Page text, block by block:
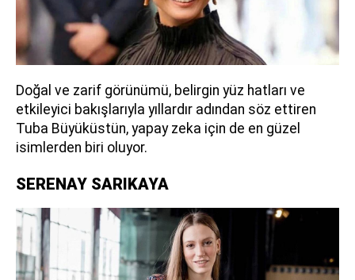
Doğal ve zarif görünümü, belirgin yüz hatları ve
etkileyici bakışlarıyla yıllardır adından söz ettiren
Tuba Büyüküstün, yapay zeka için de en güzel
isimlerden biri oluyor.
SERENAY SARIKAYA